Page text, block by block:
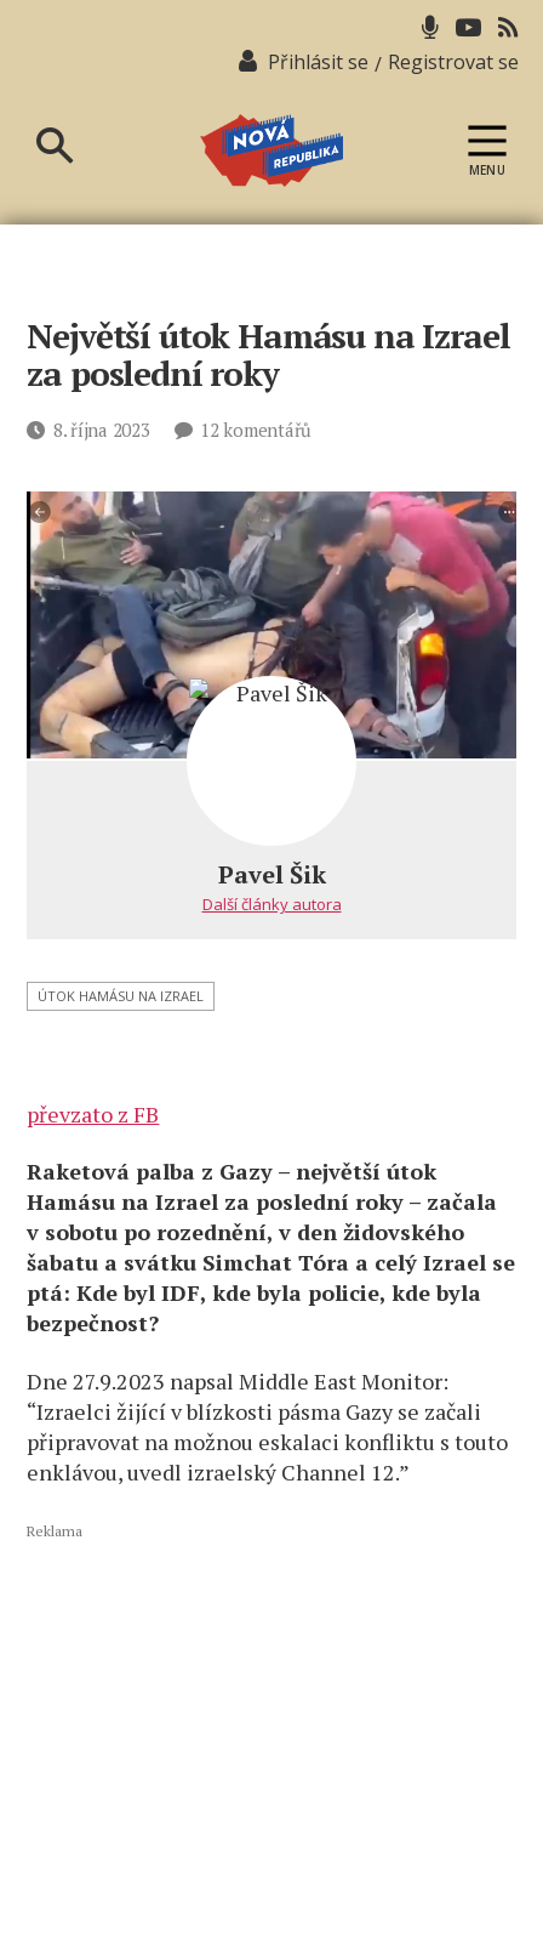
Přihlásit se / Registrovat se
republika
MENU
Největší útok Hamásu na Izrael
za poslední roky
Datum8. října 2023 12 komentářů
názvem
Největší
útok
Hamásu
na
Izrael
za
poslední
roky
Pavel Šik
Další články autora
ÚTOK HAMÁSU NA IZRAEL
převzato z FB
Raketová palba z Gazy – největší útok
Hamásu na Izrael za poslední roky – začala
v sobotu po rozednění, v den židovského
šabatu a svátku Simchat Tóra a celý Izrael se
ptá: Kde byl IDF, kde byla policie, kde byla
bezpečnost?
Dne 27.9.2023 napsal Middle East Monitor:
“Izraelci žijící v blízkosti pásma Gazy se začali
připravovat na možnou eskalaci konfliktu s touto
enklávou, uvedl izraelský Channel 12.”
Reklama